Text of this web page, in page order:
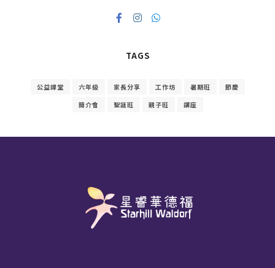
TAGS
公益課堂 六年級 家長分享 工作坊 暑期班
節慶
簡介會
聖誕班 親子班 講座